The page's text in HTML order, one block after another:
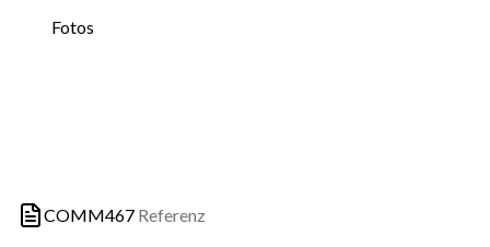
Fotos
COMM467 Referenz